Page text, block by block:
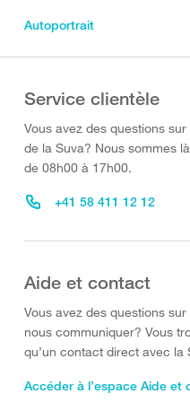
Autoportrait
Service clientèle
Vous avez des questions
de la Suva? Nous sommes
de 08h00 à 17h00.
+41 58 411 12 12
Aide et contact
Vous avez des questions
nous communiquer? Vous
qu’un contact direct avec la
Accéder à l’espace Aide et